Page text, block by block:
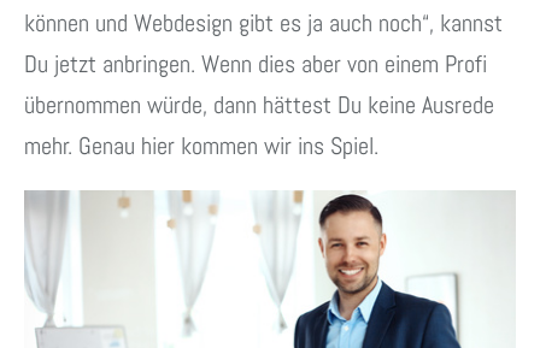
können und Webdesign gibt es ja auch noch“, kannst
Du jetzt anbringen. Wenn dies aber von einem Profi
übernommen würde, dann hättest Du keine Ausrede
mehr. Genau hier kommen wir ins Spiel.